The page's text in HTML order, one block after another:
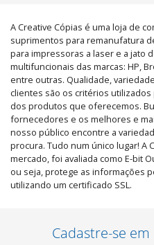
A Creative Cópias é uma loja de
suprimentos para remanufatura
para impressoras a laser e a jato
multifuncionais das marcas: HP,
entre outras. Qualidade,
clientes são os critérios
dos produtos que oferecemos.
fornecedores e os melhores e
nosso público encontre a
procura. Tudo num único lugar! A
mercado, foi avaliada como E-bit
ou seja, protege as informações
utilizando um certificado SSL.
Cadastre-se